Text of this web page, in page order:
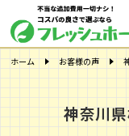
ホーム お客様の声
神奈川